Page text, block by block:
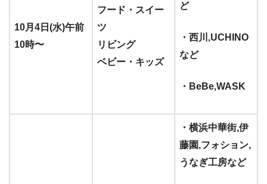
10月4日(水)午前
10時〜
フード・スイー
ツ
リビング
ベビー・キッズ
ど
・西川,UCHINO
など
・BeBe,WASK
・横浜中華街,伊
藤園,フォション,
うなぎ工房など